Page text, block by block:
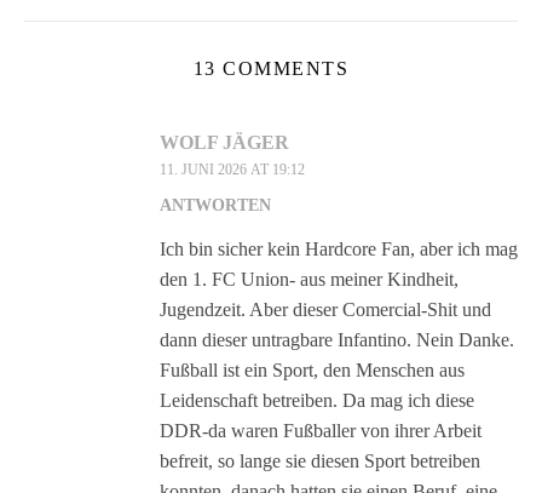
13 COMMENTS
WOLF JÄGER
11. JUNI 2026 AT 19:12
ANTWORTEN
Ich bin sicher kein Hardcore Fan, aber ich mag
den 1. FC Union- aus meiner Kindheit,
Jugendzeit. Aber dieser Comercial-Shit und
dann dieser untragbare Infantino. Nein Danke.
Fußball ist ein Sport, den Menschen aus
Leidenschaft betreiben. Da mag ich diese
DDR-da waren Fußballer von ihrer Arbeit
befreit, so lange sie diesen Sport betreiben